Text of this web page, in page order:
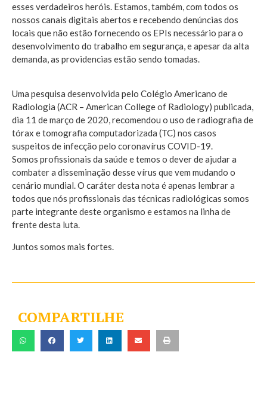
esses verdadeiros heróis. Estamos, também, com todos os
nossos canais digitais abertos e recebendo denúncias dos
locais que não estão fornecendo os EPIs necessário para o
desenvolvimento do trabalho em segurança, e apesar da alta
demanda, as providencias estão sendo tomadas.
Uma pesquisa desenvolvida pelo Colégio Americano de
Radiologia (ACR – American College of Radiology) publicada,
dia 11 de março de 2020, recomendou o uso de radiografia de
tórax e tomografia computadorizada (TC) nos casos
suspeitos de infecção pelo coronavírus COVID-19.
Somos profissionais da saúde e temos o dever de ajudar a
combater a disseminação desse vírus que vem mudando o
cenário mundial. O caráter desta nota é apenas lembrar a
todos que nós profissionais das técnicas radiológicas somos
parte integrante deste organismo e estamos na linha de
frente desta luta.
Juntos somos mais fortes.
COMPARTILHE